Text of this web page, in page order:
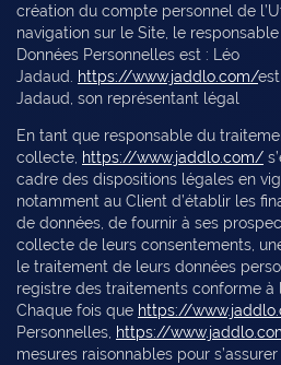
création du compte personnel de
navigation sur le Site, le
Données Personnelles est : Léo
Jadaud. https://www.jaddlo.com/
Jadaud, son représentant légal
En tant que responsable du
collecte, https://www.jaddlo.com/
cadre des dispositions légales en
notamment au Client d’établir les
de données, de fournir à ses
collecte de leurs consentements,
le traitement de leurs données
registre des traitements conforme à
Chaque fois que https://
Personnelles, https://
mesures raisonnables pour